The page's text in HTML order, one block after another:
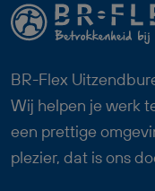
Logistiek
bij jou.
BR-Flex
Wij helpen je werk
een prettige
plezier, dat is ons